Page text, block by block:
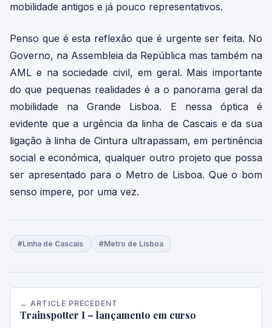
mobilidade antigos e já pouco representativos.
Penso que é esta reflexão que é urgente ser feita. No
Governo, na Assembleia da República mas também na
AML e na sociedade civil, em geral. Mais importante
do que pequenas realidades é a o panorama geral da
mobilidade na Grande Lisboa. E nessa óptica é
evidente que a urgência da linha de Cascais e da sua
ligação à linha de Cintura ultrapassam, em pertinência
social e económica, qualquer outro projeto que possa
ser apresentado para o Metro de Lisboa. Que o bom
senso impere, por uma vez.
#Linha de Cascais #Metro de Lisboa
← ARTICLE PRÉCÉDENT
Trainspotter I – lançamento em curso